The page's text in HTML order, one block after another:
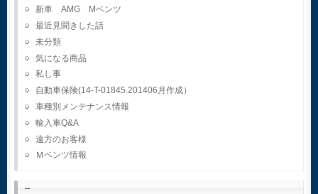
新車 AMG Mベンツ
最近見聞きした話
未分類
気になる商品
私し事
自動車保険(14-T-01845.201406月作成）
車種別メンテナンス情報
輸入車Q&A
遠方のお客様
Ｍベンツ情報
–